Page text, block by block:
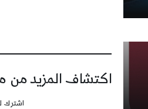
اكتشاف المزيد من
اشترك